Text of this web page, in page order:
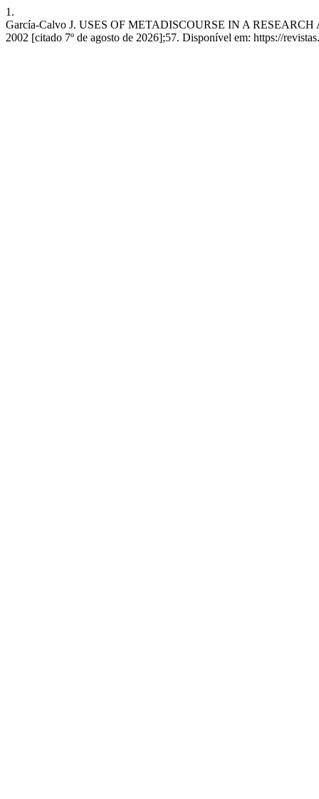
1.
García-Calvo J. USES OF METADISCOURSE IN A
2002 [citado 7º de agosto de 2026];57. Disponível em: https://